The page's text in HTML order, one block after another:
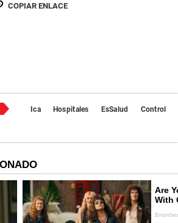
COPIAR ENLACE
Ica Hospitales EsSalud Control